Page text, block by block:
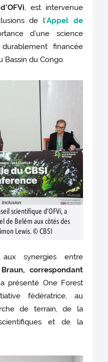
, est intervenue
de l’Appel de
d’une science
financée
Bassin du Congo.
scientifique d’OFVi, a
de Belém aux côtés des
Lewis. © CBSI
synergies entre
correspondant
présenté One Forest
fédératrice, au
de terrain, de la
et de la